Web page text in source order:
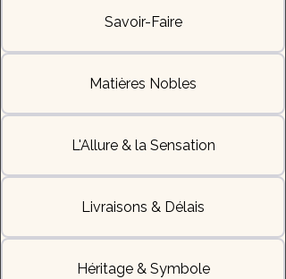
Savoir-Faire
Matières Nobles
L'Allure & la Sensation
Livraisons & Délais
Héritage & Symbole